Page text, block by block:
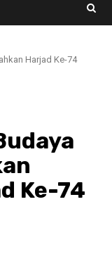
Harjad Ke-74
Ke-74